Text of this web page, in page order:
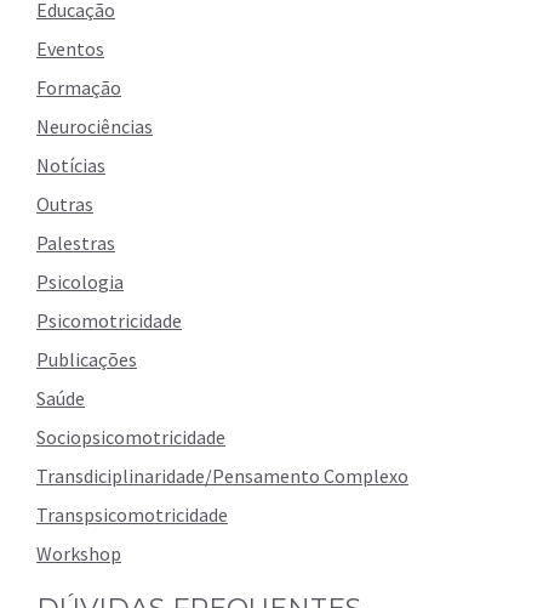
Educação
Eventos
Formação
Neurociências
Notícias
Outras
Palestras
Psicologia
Psicomotricidade
Publicações
Saúde
Sociopsicomotricidade
Transdiciplinaridade/Pensamento Complexo
Transpsicomotricidade
Workshop